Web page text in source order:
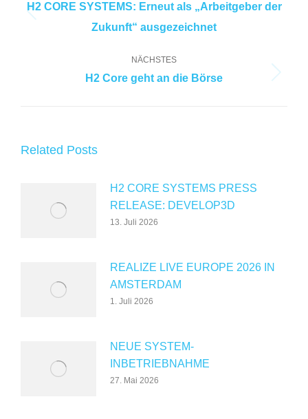
Beitrag:
H2 CORE SYSTEMS: Erneut als „Arbeitgeber der
Zukunft“ ausgezeichnet
NÄCHSTES
Nächster
H2 Core geht an die Börse
Related Posts
H2 CORE SYSTEMS PRESS
RELEASE: DEVELOP3D
13. Juli 2026
REALIZE LIVE EUROPE 2026 IN
AMSTERDAM
1. Juli 2026
NEUE SYSTEM-
INBETRIEBNAHME
27. Mai 2026